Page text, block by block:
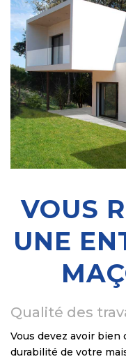
VOUS
UNE
Qualité des
Vous devez avoir bien
durabilité de votre